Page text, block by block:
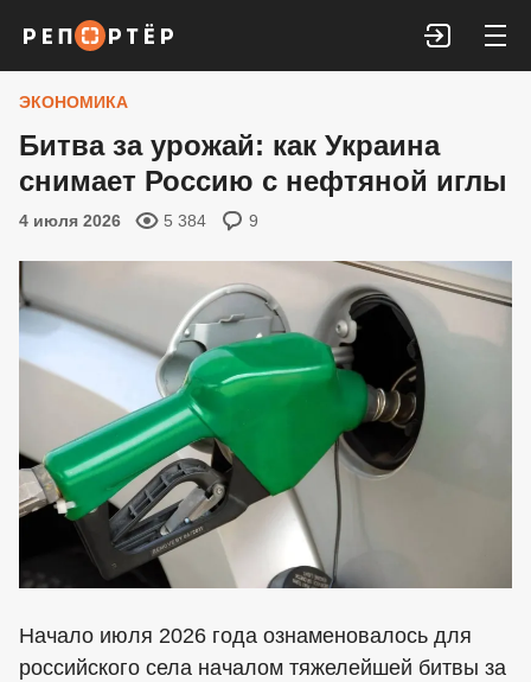
Войти
ЭКОНОМИКА
Битва за урожай: как Украина
снимает Россию с нефтяной иглы
4 июля 2026 5 384 9
Начало июля 2026 года ознаменовалось для
российского села началом тяжелейшей битвы за